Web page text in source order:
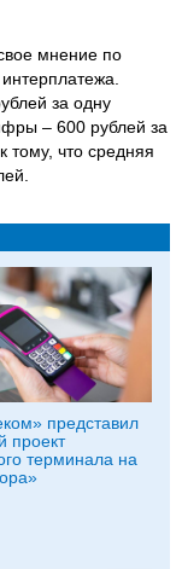
мнение по
за одну
– 600 рублей за
тому, что средняя
представил
проект
терминала на